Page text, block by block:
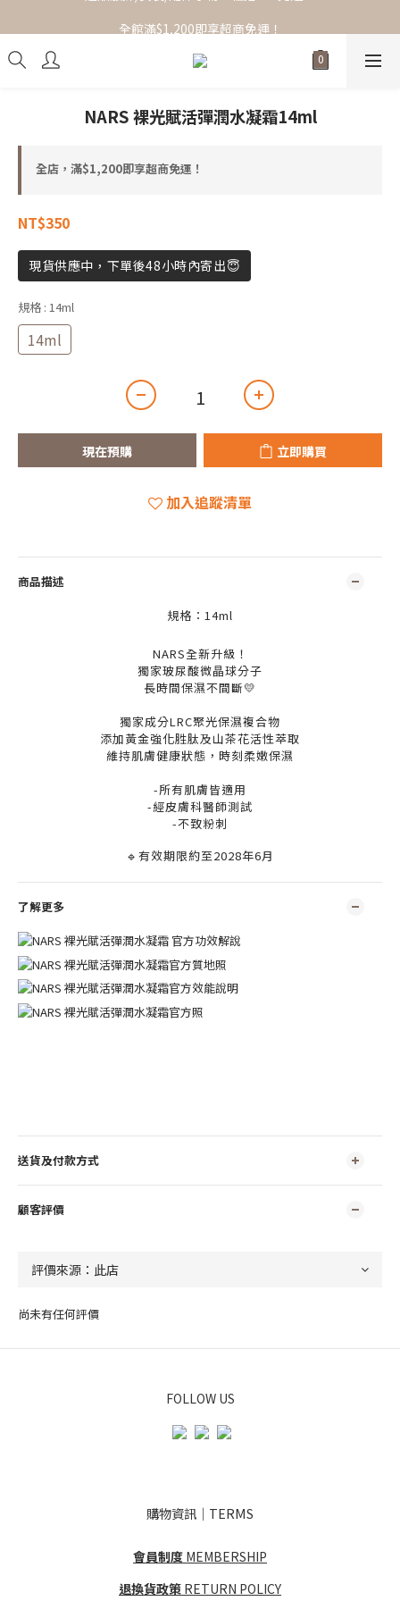
全館滿$1,200即享超商免運！
NARS 裸光賦活彈潤水凝霜14ml
全店，滿$1,200即享超商免運！
NT$350
現貨供應中，下單後48小時內寄出😇
規格 : 14ml
14ml
現在預購 立即購買
加入追蹤清單
商品描述
規格：14ml
NARS全新升級！
獨家玻尿酸微晶球分子
長時間保濕不間斷💛
獨家成分LRC聚光保濕複合物
添加黃金強化胜肽及山茶花活性萃取
維持肌膚健康狀態，時刻柔嫩保濕
-所有肌膚皆適用
-經皮膚科醫師測試
-不致粉刺
🔹有效期限約至2028年6月
了解更多
送貨及付款方式
顧客評價
尚未有任何評價
FOLLOW US
購物資訊｜TERMS
會員制度 MEMBERSHIP
退換貨政策 RETURN POLICY